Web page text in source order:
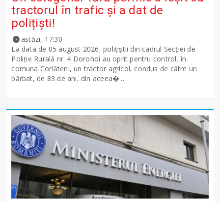
tractorul în trafic și a dat de
polițiști!
astăzi, 17:30
La data de 05 august 2026, polițiștii din cadrul Secției de
Poliție Rurală nr. 4 Dorohoi au oprit pentru control, în
comuna Corlăteni, un tractor agricol, condus de către un
bărbat, de 83 de ani, din aceea�...